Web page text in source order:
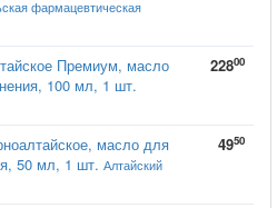
фармацевтическая
Премиум, масло
100 мл, 1 шт.
22800
масло для
50 мл, 1 шт. Алтайский
4950